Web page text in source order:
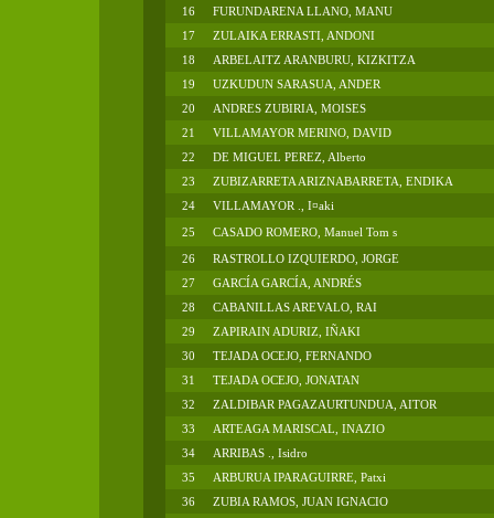
16
FURUNDARENA LLANO, MANU
17
ZULAIKA ERRASTI, ANDONI
18
ARBELAITZ ARANBURU, KIZKITZA
19
UZKUDUN SARASUA, ANDER
20
ANDRES ZUBIRIA, MOISES
21
VILLAMAYOR MERINO, DAVID
22
DE MIGUEL PEREZ, Alberto
23
ZUBIZARRETA ARIZNABARRETA, ENDIKA
24
VILLAMAYOR ., I¤aki
25
CASADO ROMERO, Manuel Tom s
26
RASTROLLO IZQUIERDO, JORGE
27
GARCÍA GARCÍA, ANDRÉS
28
CABANILLAS AREVALO, RAI
29
ZAPIRAIN ADURIZ, IÑAKI
30
TEJADA OCEJO, FERNANDO
31
TEJADA OCEJO, JONATAN
32
ZALDIBAR PAGAZAURTUNDUA, AITOR
33
ARTEAGA MARISCAL, INAZIO
34
ARRIBAS ., Isidro
35
ARBURUA IPARAGUIRRE, Patxi
36
ZUBIA RAMOS, JUAN IGNACIO